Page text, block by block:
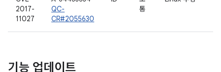
2017-
11027
QC-
CR#2055630
통
기능 업데이트